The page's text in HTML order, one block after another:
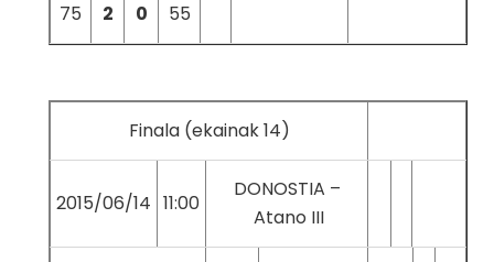
75
2 0 55
Finala (ekainak 14)
2015/06/14 11:00
DONOSTIA –
Atano III